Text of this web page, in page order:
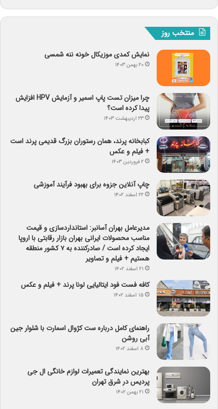
منتخب روز
نمایش کمدی موزیکال خونه ننه شمسی
۲۰ بهمن ۱۴۰۳
چرا میزان تست پاپ اسمیر و آزمایش HPV افزایش
پیدا کرده است؟
۲۳ اردیبهشت ۱۴۰۳
کبابخانه پرند، همان رستوران بزرگ قدیمی پرند است
+ فیلم و عکس
۲ فروردین ۱۴۰۳
چاپ آنلاین جزوه برای بهبود فرآیند آموزشی
۲۲ اسفند ۱۴۰۲
مدیرعامل بهران آسانبر: استانداردسازی و قیمت
مناسب محصولات ایرانی بهران بازار رقابتی با اروپا
ایجاد کرده است / صادرکننده به ۷ کشور منطقه
هستیم + فیلم و تصاویر
۲۱ اسفند ۱۴۰۲
کافه فست فود ایتالیایی لونا پرند + فیلم و عکس
۱۵ اسفند ۱۴۰۲
راهنمای کامل درباره ست کژوال اسمارت با شلوار جین
آبی روشن
۸ اسفند ۱۴۰۲
بهترین نمایندگی تعمیرات لوازم خانگی ال جی
پردیس در شرق تهران
۲۱ بهمن ۱۴۰۲